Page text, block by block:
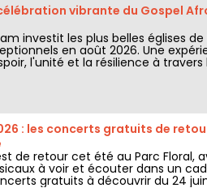
vibrante du Gospel
investit les plus belles églises de
en août 2026. Une
l'unité et la résilience à travers
: les concerts gratuits de
de retour cet été au Parc Floral,
à voir et écouter dans un
gratuits à découvrir du 24